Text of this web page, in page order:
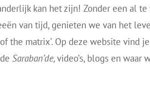
kan het zijn! Zonder een al
van tijd, genieten we van het
the matrix’. Op deze website vind
Saraban’de,video’s, blogs en waar